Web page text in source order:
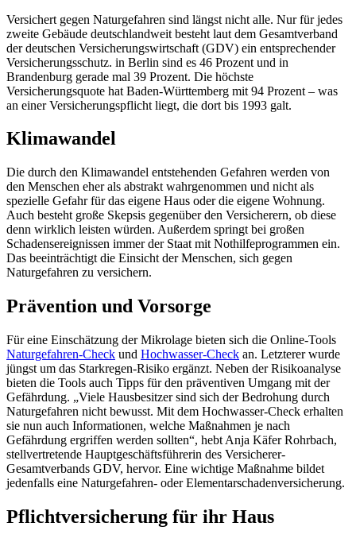
Versichert gegen Naturgefahren sind längst nicht alle. Nur für jedes
zweite Gebäude deutschlandweit besteht laut dem Gesamtverband
der deutschen Versicherungswirtschaft (GDV) ein entsprechender
Versicherungsschutz. in Berlin sind es 46 Prozent und in
Brandenburg gerade mal 39 Prozent. Die höchste
Versicherungsquote hat Baden-Württemberg mit 94 Prozent – was
an einer Versicherungspflicht liegt, die dort bis 1993 galt.
Klimawandel
Die durch den Klimawandel entstehenden Gefahren werden von
den Menschen eher als abstrakt wahrgenommen und nicht als
spezielle Gefahr für das eigene Haus oder die eigene Wohnung.
Auch besteht große Skepsis gegenüber den Versicherern, ob diese
denn wirklich leisten würden. Außerdem springt bei großen
Schadensereignissen immer der Staat mit Nothilfeprogrammen ein.
Das beeinträchtigt die Einsicht der Menschen, sich gegen
Naturgefahren zu versichern.
Prävention und Vorsorge
Für eine Einschätzung der Mikrolage bieten sich die Online-Tools
Naturgefahren-Check und Hochwasser-Check an. Letzterer wurde
jüngst um das Starkregen-Risiko ergänzt. Neben der Risikoanalyse
bieten die Tools auch Tipps für den präventiven Umgang mit der
Gefährdung. „Viele Hausbesitzer sind sich der Bedrohung durch
Naturgefahren nicht bewusst. Mit dem Hochwasser-Check erhalten
sie nun auch Informationen, welche Maßnahmen je nach
Gefährdung ergriffen werden sollten“, hebt Anja Käfer Rohrbach,
stellvertretende Hauptgeschäftsführerin des Versicherer-
Gesamtverbands GDV, hervor. Eine wichtige Maßnahme bildet
jedenfalls eine Naturgefahren- oder Elementarschadenversicherung.
Pflichtversicherung für ihr Haus